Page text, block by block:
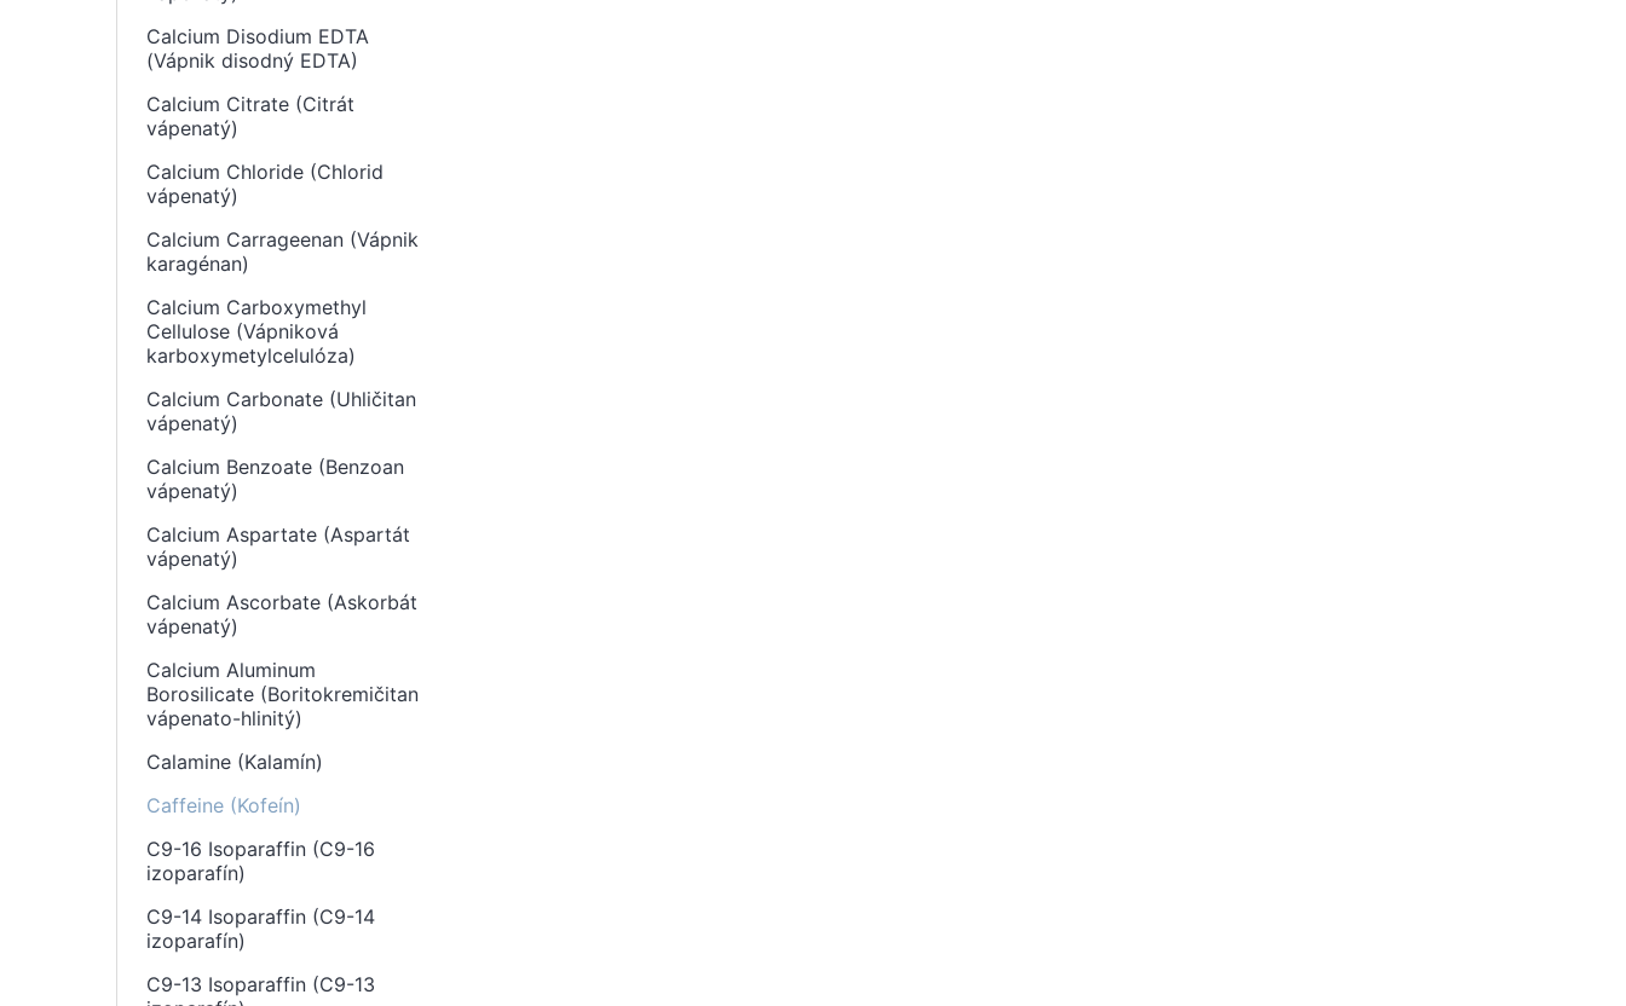
Calcium Disodium EDTA
(Vápnik disodný EDTA)
Calcium Citrate (Citrát
vápenatý)
Calcium Chloride (Chlorid
vápenatý)
Calcium Carrageenan (Vápnik
karagénan)
Calcium Carboxymethyl
Cellulose (Vápniková
karboxymetylcelulóza)
Calcium Carbonate (Uhličitan
vápenatý)
Calcium Benzoate (Benzoan
vápenatý)
Calcium Aspartate (Aspartát
vápenatý)
Calcium Ascorbate (Askorbát
vápenatý)
Calcium Aluminum
Borosilicate (Boritokremičitan
vápenato-hlinitý)
Calamine (Kalamín)
Caffeine (Kofeín)
C9-16 Isoparaffin (C9-16
izoparafín)
C9-14 Isoparaffin (C9-14
izoparafín)
C9-13 Isoparaffin (C9-13